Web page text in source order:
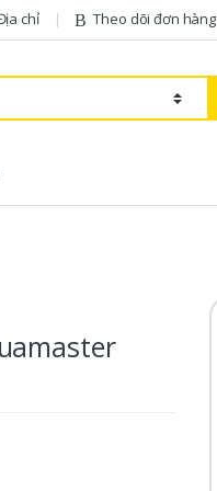
chỉ Theo dõi đơn hàng